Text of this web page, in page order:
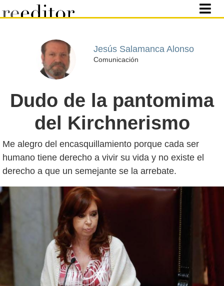
Jesús Salamanca Alonso
Comunicación
Dudo de la pantomima
del Kirchnerismo
Me alegro del encasquillamiento porque cada ser
humano tiene derecho a vivir su vida y no existe el